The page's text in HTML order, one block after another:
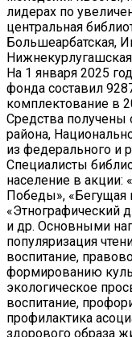
лидерах по
центральная
Большеарбатская,
На 1 января 2025
фонда составил
комплектование в
Средства получены
района,
из федерального и
Специалисты
население в акции:
Победы», «Бегущая
«Этнографический
и др. Основными
популяризация
воспитание,
формированию
экологическое
воспитание,
профилактика
здорового образа